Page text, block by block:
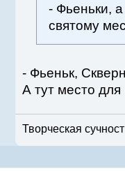
- Фьеньки,
святому
- Фьеньк,
А тут место
Творческая